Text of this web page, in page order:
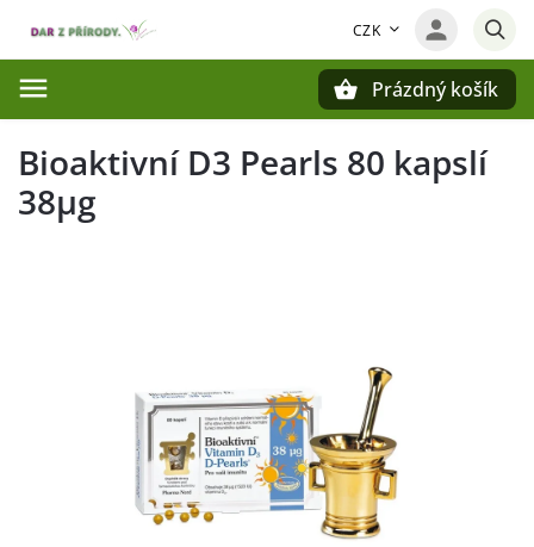
CZK
Prázdný košík
Bioaktivní D3 Pearls 80 kapslí
38µg